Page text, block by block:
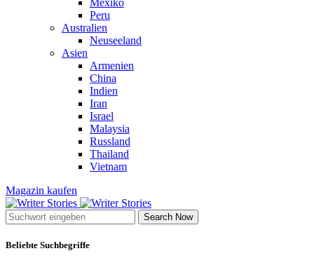
Peru
Australien
Neuseeland
Asien
Armenien
China
Indien
Iran
Israel
Malaysia
Russland
Thailand
Vietnam
Magazin kaufen
Search Now
Beliebte Suchbegriffe